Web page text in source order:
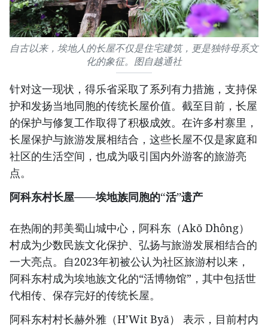
自古以来，埃地人的长屋不仅是住宅建筑，更是独特母系文
化的象征。图自越通社
针对这一现状，得乐省采取了系列有力措施，支持保
护和发扬当地同胞的传统长屋价值。截至目前，长屋
的保护与修复工作取得了积极成效。在许多村寨里，
长屋保护与旅游发展相结合，这些长屋不仅是家庭和
社区的生活空间，也成为吸引国内外游客的旅游亮
点。
阿科东村长屋——埃地族同胞的“活”遗产
在热闹的邦美蜀山城中心，阿科东（Akŏ Dhông）
村成为少数民族文化保护、弘扬与旅游发展相结合的
一大亮点。自2023年初被公认为社区旅游村以来，
阿科东村成为埃地族文化的“活博物馆”，其中包括世
代相传、保存完好的传统长屋。
阿科东村村长赫外雅（H’Wit Byă） 表示，目前村内